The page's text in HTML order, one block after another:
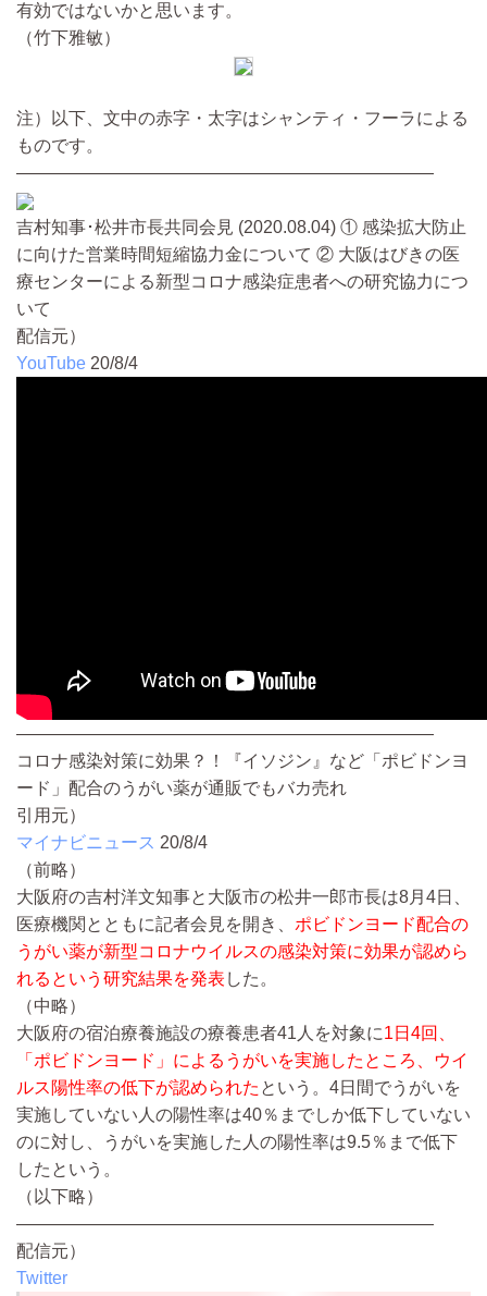
有効ではないかと思います。
（竹下雅敏）
注）以下、文中の赤字・太字はシャンティ・フーラによる
ものです。
————————————————————————
吉村知事･松井市長共同会見 (2020.08.04) ① 感染拡大防止
に向けた営業時間短縮協力金について ② 大阪はびきの医
療センターによる新型コロナ感染症患者への研究協力につ
いて
配信元）
YouTube 20/8/4
————————————————————————
コロナ感染対策に効果？！『イソジン』など「ポビドンヨ
ード」配合のうがい薬が通販でもバカ売れ
引用元）
マイナビニュース 20/8/4
（前略）
大阪府の吉村洋文知事と大阪市の松井一郎市長は8月4日、
医療機関とともに記者会見を開き、 ポビドンヨード配合の
うがい薬が新型コロナウイルスの感染対策に効果が認めら
れるという研究結果を発表 した。
（中略）
大阪府の宿泊療養施設の療養患者41人を対象に1日4回、
「ポビドンヨード」によるうがいを実施したところ、ウイ
ルス陽性率の低下が認められた という。4日間でうがいを
実施していない人の陽性率は40％までしか低下していない
のに対し、うがいを実施した人の陽性率は9.5％まで低下
したという。
（以下略）
————————————————————————
配信元）
Twitter